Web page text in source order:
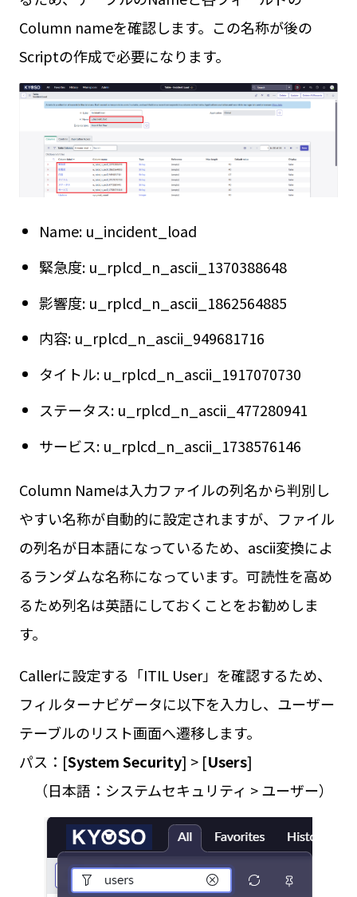
Column nameを確認します。この名称が後の
Scriptの作成で必要になります。
Name: u_incident_load
緊急度: u_rplcd_n_ascii_1370388648
影響度: u_rplcd_n_ascii_1862564885
内容: u_rplcd_n_ascii_949681716
タイトル: u_rplcd_n_ascii_1917070730
ステータス: u_rplcd_n_ascii_477280941
サービス: u_rplcd_n_ascii_1738576146
Column Nameは入力ファイルの列名から判別し
やすい名称が自動的に設定されますが、ファイル
の列名が日本語になっているため、ascii変換によ
るランダムな名称になっています。可読性を高め
るため列名は英語にしておくことをお勧めしま
す。
Callerに設定する「ITIL User」を確認するため、
フィルターナビゲータに以下を入力し、ユーザー
テーブルのリスト画面へ遷移します。
パス：[System Security] > [Users]
（日本語：システムセキュリティ > ユーザー）